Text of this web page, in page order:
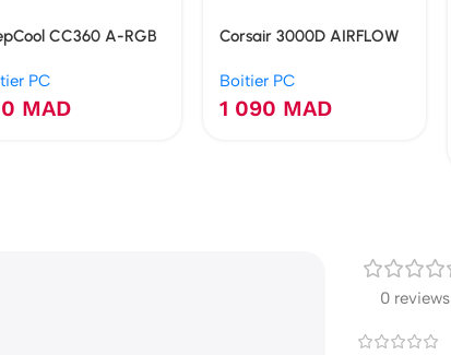
CC360 A-RGB
PC
MAD
Corsair 3000D AIRFLOW
Boitier PC
1 090 MAD
0 reviews